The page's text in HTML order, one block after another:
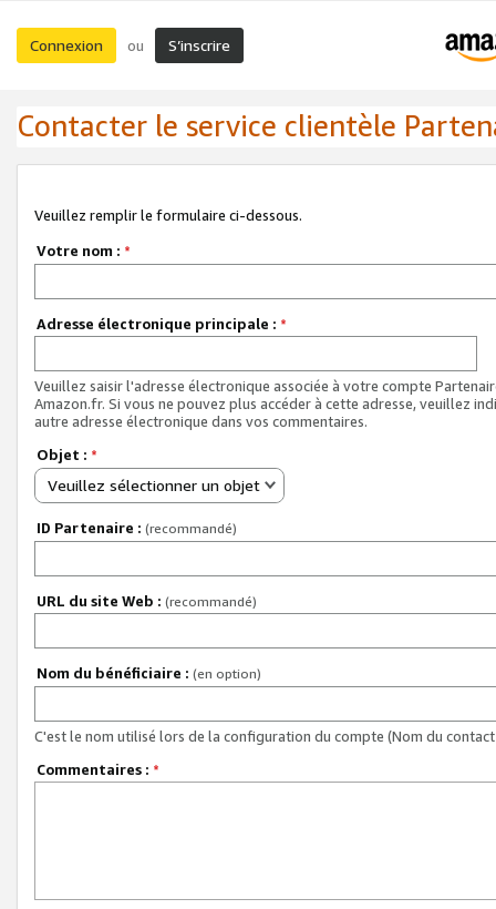
Connexion ou S’inscrire
Contacter le service clientèle
Veuillez remplir le formulaire ci-dessous.
Votre nom : *
Adresse électronique principale : *
Veuillez saisir l'adresse électronique associée à votre compte
Amazon.fr. Si vous ne pouvez plus accéder à cette adresse, veuillez
autre adresse électronique dans vos commentaires.
Objet : *
Veuillez sélectionner un objet
ID Partenaire : (recommandé)
URL du site Web : (recommandé)
Nom du bénéficiaire : (en option)
C'est le nom utilisé lors de la configuration du compte (Nom du
Commentaires : *